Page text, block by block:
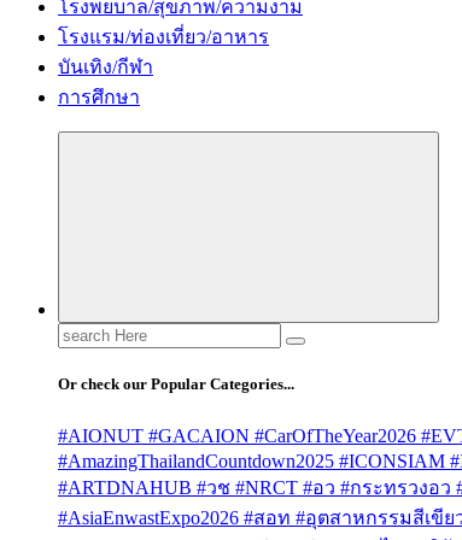
โรงพยบาล/สุขภาพ/ความงาม
โรงแรม/ท่องเที่ยว/อาหาร
บันเทิง/กีฬา
การศึกษา
Search
for:
Or check our Popular Categories...
#AIONUT #GACAION #CarOfTheYear2026
#AmazingThailandCountdown2025 #ICONSIAM
#ARTDNAHUB #วช #NRCT #อว #กระทรวงอ
#AsiaEnwastExpo2026 #สอท #อุตสาหกรรมสีเขีย